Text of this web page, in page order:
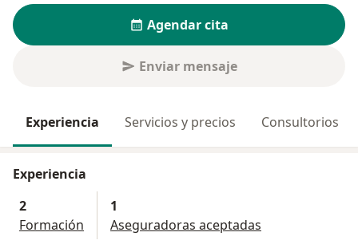
Agendar cita
Enviar mensaje
Experiencia Servicios y precios Consultorios
Experiencia
2
Formación
1
Aseguradoras aceptadas